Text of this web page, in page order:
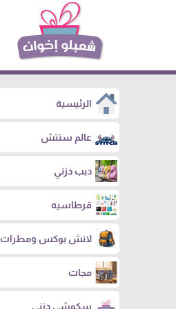
الرئيسية
عالم ستتش
دبب دزني
قرطاسيه
لانش بوكس ومطرات
مجات
سكوشي دزني